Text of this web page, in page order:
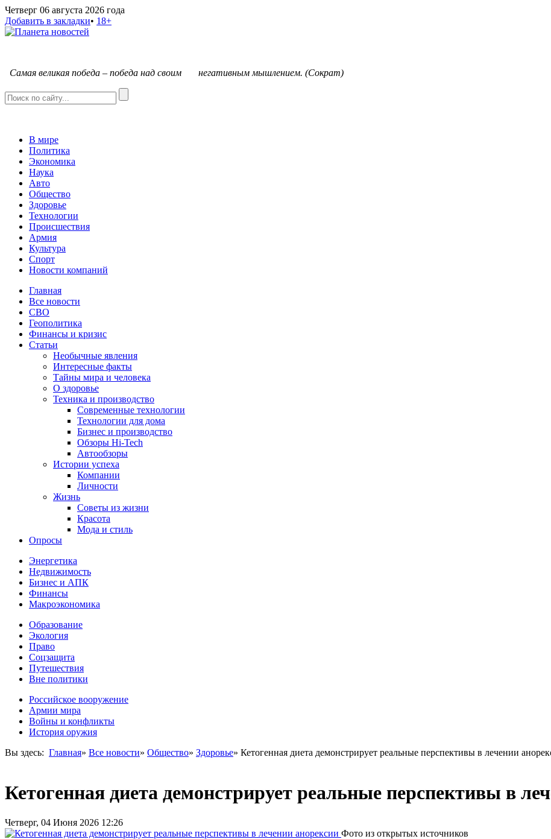
Четверг 06 августа 2026 года
Добавить в закладки• 18+
Самая великая победа – победа над своим негативным мышлением. (Сократ)
В мире
Политика
Экономика
Наука
Авто
Общество
Здоровье
Технологии
Происшествия
Армия
Культура
Спорт
Новости компаний
Главная
Все новости
СВО
Геополитика
Финансы и кризис
Статьи
Необычные явления
Интересные факты
Тайны мира и человека
О здоровье
Техника и производство
Современные технологии
Технологии для дома
Бизнес и производство
Обзоры Hi-Tech
Автообзоры
Истории успеха
Компании
Личности
Жизнь
Советы из жизни
Красота
Мода и стиль
Опросы
Энергетика
Недвижимость
Бизнес и АПК
Финансы
Макроэкономика
Образование
Экология
Право
Соцзащита
Путешествия
Вне политики
Российское вооружение
Армии мира
Войны и конфликты
История оружия
Вы здесь: Главная» Все новости» Общество» Здоровье» Кетогенная диета демонстрирует реальные перспективы в лечении
Кетогенная диета демонстрирует реальные перспективы в
Четверг, 04 Июня 2026 12:26
Фото из открытых источников